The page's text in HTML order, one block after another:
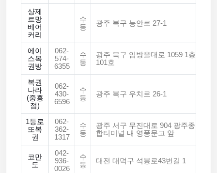
샹제
르망
베어
커리
수
동
광주 북구 능안로 27-1
에이
스복
권방
062-
574-
6355
수
동
광주 북구 임방울대로 1059 1층
101호
복권
나라
(중흥
점)
062-
430-
6596
수
동
광주 북구 우치로 26-1
1등로
또복
권
062-
362-
1317
수
동
광주 서구 무진대로 904 광주종
합터미널 내 영풍문고 앞
코만
도
042-
936-
0026
수
동
대전 대덕구 석봉로43번길 1